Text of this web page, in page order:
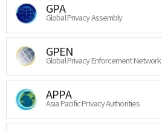
GPA
Global Privacy Assembly
GPEN
Global Privacy Enforcement Network
APPA
Asia Pacific Privacy Authorities